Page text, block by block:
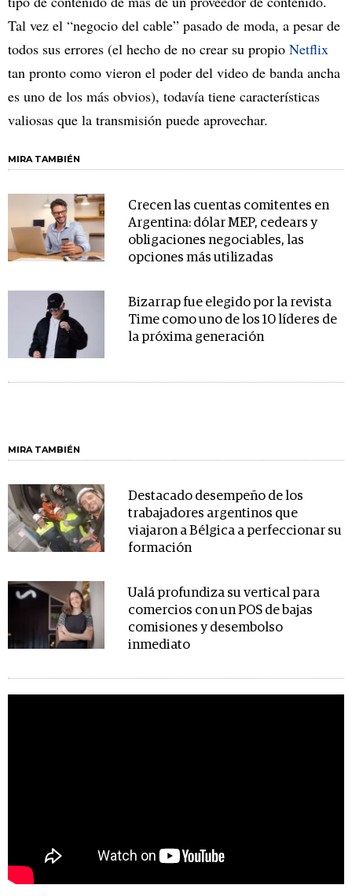
Tal vez el “negocio del cable” pasado de moda, a pesar de
todos sus errores (el hecho de no crear su propio Netflix
tan pronto como vieron el poder del video de banda ancha
es uno de los más obvios), todavía tiene características
valiosas que la transmisión puede aprovechar.
MIRA TAMBIÉN
Crecen las cuentas comitentes en
Argentina: dólar MEP, cedears y
obligaciones negociables, las
opciones más utilizadas
Bizarrap fue elegido por la revista
Time como uno de los 10 líderes de
la próxima generación
MIRA TAMBIÉN
Destacado desempeño de los
trabajadores argentinos que
viajaron a Bélgica a perfeccionar su
formación
Ualá profundiza su vertical para
comercios con un POS de bajas
comisiones y desembolso
inmediato